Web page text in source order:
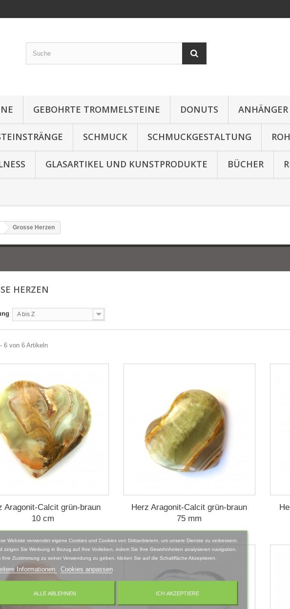
GEBOHRTE TROMMELSTEINE DONUTS ANHÄNGER
SCHMUCK SCHMUCKGESTALTUNG
GLASARTIKEL UND KUNSTPRODUKTE BÜCHER
Grosse Herzen
HERZEN
A bis Z
6 von 6 Artikeln
Aragonit-Calcit grün-braun
10 cm
Herz Aragonit-Calcit grün-braun
75 mm
Website verwendet eigene Cookies und Cookies von Drittanbietern, um unsere Dienste zu verbessern.
zeigen Sie Werbung in Bezug auf Ihre Vorlieben, indem Sie Ihre Gewohnheiten analysieren navigation.
Ihre Zustimmung zu seiner Verwendung zu geben, klicken Sie auf die Schaltfläche Akzeptieren.
Informationen Cookies anpassen
ALLE ABLEHNEN ICH AKZEPTIERE